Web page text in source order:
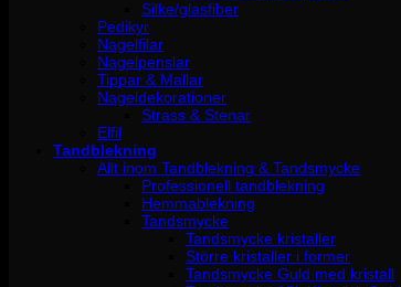
Silke/glasfiber
Pedikyr
Nagelfilar
Nagelpenslar
Tippar & Mallar
Nageldekorationer
Strass & Stenar
Elfil
Tandblekning
Allt inom Tandblekning & Tandsmycke
Professionell tandblekning
Hemmablekning
Tandsmycke
Tandsmycke kristaller
Större kristaller i former
Tandsmycke Guld med kristall